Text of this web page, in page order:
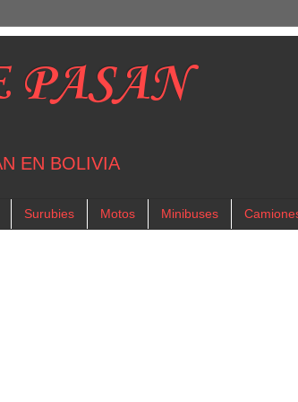
PASAN
EN BOLIVIA
Surubies Motos Minibuses